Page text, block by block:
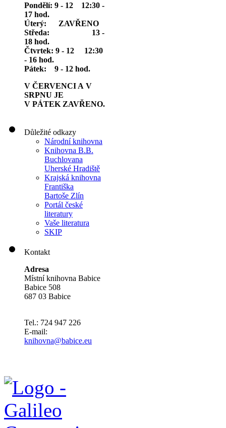
Pondělí: 9 - 12 12:30 -
17 hod.
Úterý: ZAVŘENO
Středa: 13 -
18 hod.
Čtvrtek: 9 - 12 12:30
- 16 hod.
Pátek: 9 - 12 hod.
V ČERVENCI A V
SRPNU JE
V PÁTEK ZAVŘENO.
Důležité odkazy
Národní knihovna
Knihovna B.B.
Buchlovana
Uherské Hradiště
Krajská knihovna
Františka
Bartoše Zlín
Portál české
literatury
Vaše literatura
SKIP
Kontakt
Adresa
Místní knihovna Babice
Babice 508
687 03 Babice
Tel.: 724 947 226
E-mail:
knihovna@babice.eu